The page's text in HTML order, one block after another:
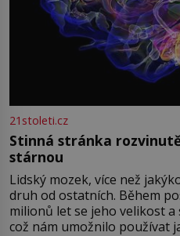
21stoleti.cz
Stinná stránka
stárnou
Lidský mozek, více než
druh od ostatních. Během
milionů let se jeho velikost
což nám umožnilo používat